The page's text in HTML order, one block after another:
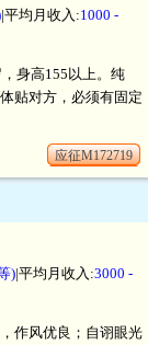
|平均月收入:1000 -
身高155以上。纯
贴对方，必须有固定
应征M172719
)|平均月收入:3000 -
作风优良；自诩眼光